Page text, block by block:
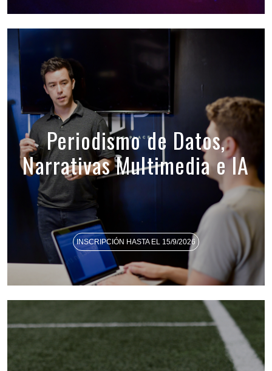
Periodismo de Datos,
Narrativas Multimedia e IA
INSCRIPCIÓN HASTA EL 15/9/2026